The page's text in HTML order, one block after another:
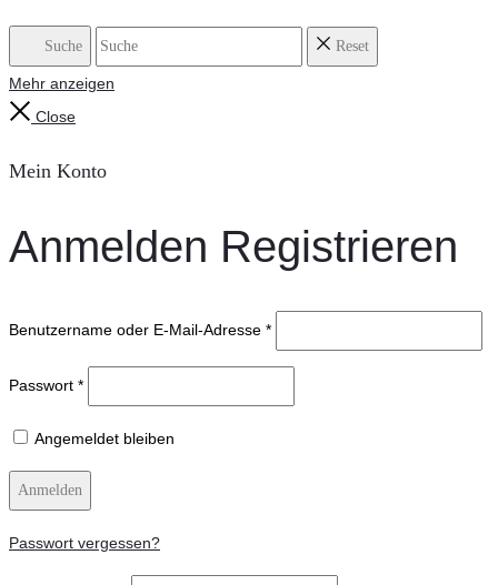
Suche Reset
Mehr anzeigen
Close
Mein Konto
Anmelden Registrieren
Benutzername oder E-Mail-Adresse *
Passwort *
Angemeldet bleiben
Anmelden
Passwort vergessen?